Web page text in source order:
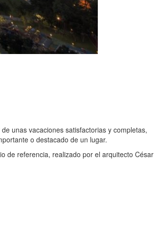
unas vacaciones satisfactorias y completas,
o destacado de un lugar.
de referencia, realizado por el arquitecto César